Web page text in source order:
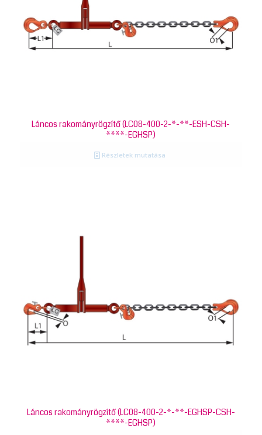
Láncos rakományrögzítő (LC08-400-2-*-**-ESH-CSH-
****-EGHSP)
Részletek mutatása
Láncos rakományrögzítő (LC08-400-2-*-**-EGHSP-CSH-
****-EGHSP)